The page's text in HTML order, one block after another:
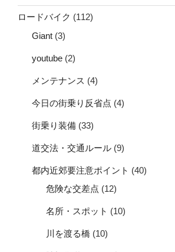
ロードバイク (112)
Giant (3)
youtube (2)
メンテナンス (4)
今日の街乗り反省点 (4)
街乗り装備 (33)
道交法・交通ルール (9)
都内近郊要注意ポイント (40)
危険な交差点 (12)
名所・スポット (10)
川を渡る橋 (10)